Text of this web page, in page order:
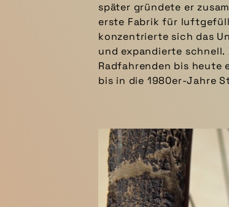
später gründete er
erste Fabrik für
konzentrierte sich das
und expandierte schnell.
Radfahrenden bis heute
bis in die 1980er-Jahre
Robert W. Thompson
Patent angemeldet.
vermarkten und sie
zweite Anlauf durch